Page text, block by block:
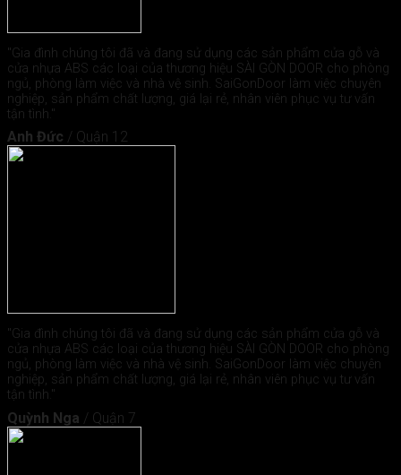
"Gia đình chúng tôi đã và đang sử dụng các sản phẩm cửa gỗ và
cửa nhựa ABS các loại của thương hiệu SÀI GÒN DOOR cho phòng
ngủ, phòng làm việc và nhà vệ sinh. SaiGonDoor làm việc chuyên
nghiệp, sản phẩm chất lượng, giá lại rẻ, nhân viên phục vụ tư vấn
tận tình."
Anh Đức / Quận 12
"Gia đình chúng tôi đã và đang sử dụng các sản phẩm cửa gỗ và
cửa nhựa ABS các loại của thương hiệu SÀI GÒN DOOR cho phòng
ngủ, phòng làm việc và nhà vệ sinh. SaiGonDoor làm việc chuyên
nghiệp, sản phẩm chất lượng, giá lại rẻ, nhân viên phục vụ tư vấn
tận tình."
Quỳnh Nga / Quận 7